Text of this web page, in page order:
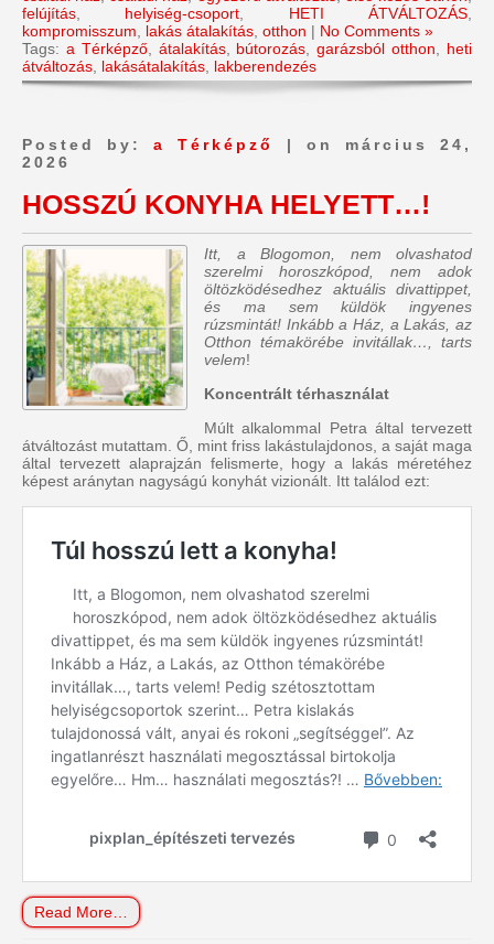
felújítás
helyiség-csoport HETI ÁTVÁLTOZÁS
kompromisszum
lakás átalakítás otthon | No Comments »
Tags: a Térképző, átalakítás, bútorozás ,garázsból otthon
heti
átváltozás lakásátalakítás lakberendezés
Posted by:a Térképző
| on március 24,
2026
HOSSZÚ KONYHA HELYETT…!
Itt, a Blogomon, nem olvashatod
szerelmi horoszkópod, nem adok
öltözködésedhez aktuális divattippet,
és ma sem küldök ingyenes
rúzsmintát! Inkább a Ház, a Lakás, az
Otthon témakörébe invitállak…, tarts
velem!
Koncentrált térhasználat
Múlt alkalommal Petra által tervezett
átváltozást mutattam. Ő, mint friss lakástulajdonos, a saját maga
által tervezett alaprajzán felismerte, hogy a lakás méretéhez
képest aránytan nagyságú konyhát vizionált. Itt találod ezt:
Read More…